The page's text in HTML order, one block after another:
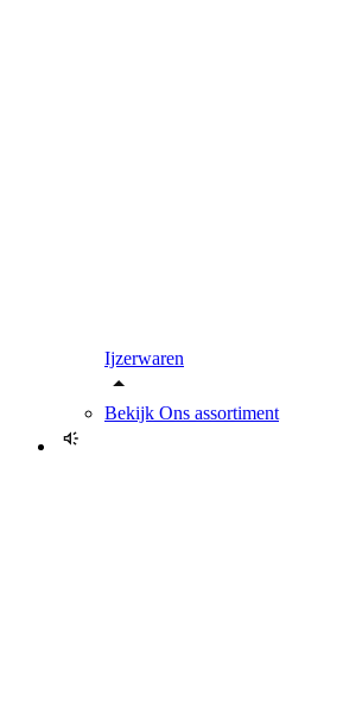
Ijzerwaren
Bekijk Ons assortiment